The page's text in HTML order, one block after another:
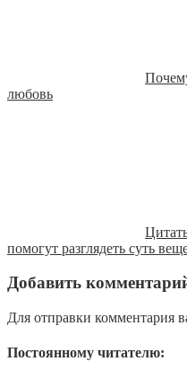
любовь
помогут разглядеть суть
Добавить
Для отправки комментария
Постоянному читателю: